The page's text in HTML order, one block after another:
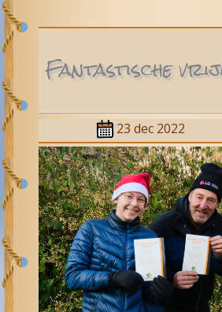
Fantastische
23 dec 2022